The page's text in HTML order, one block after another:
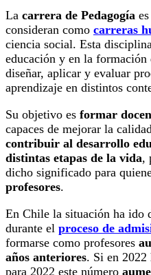
La carrera de Pedagogía
consideran como carreras
ciencia social. Esta
educación y en la formación
diseñar, aplicar y evaluar
aprendizaje en distintos
Su objetivo es formar
capaces de mejorar la
contribuir al desarrollo
distintas etapas de la vida,
dicho significado para
profesores.
En Chile la situación ha ido
durante el proceso de
formarse como profesores
años anteriores. Si en 2022
para 2022 este número